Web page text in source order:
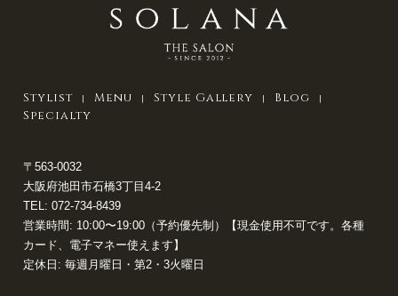
Stylist Menu Style Gallery
Blog
Specialty
〒563-0032
大阪府池田市石橋3丁目4-2
TEL: 072-734-8439
営業時間: 10:00〜19:00（予約優先制）【現金使用不可です。各種
カード、電子マネー使えます】
定休日: 毎週月曜日・第2・3火曜日